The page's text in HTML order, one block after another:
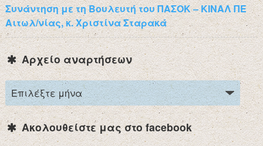
Συνάντηση με τη Βουλευτή του ΠΑΣΟΚ – ΚΙΝΑΛ ΠΕ
Αιτωλ/νίας, κ. Χριστίνα Σταρακά
Αρχείο αναρτήσεων
Ακολουθείστε μας στο facebook